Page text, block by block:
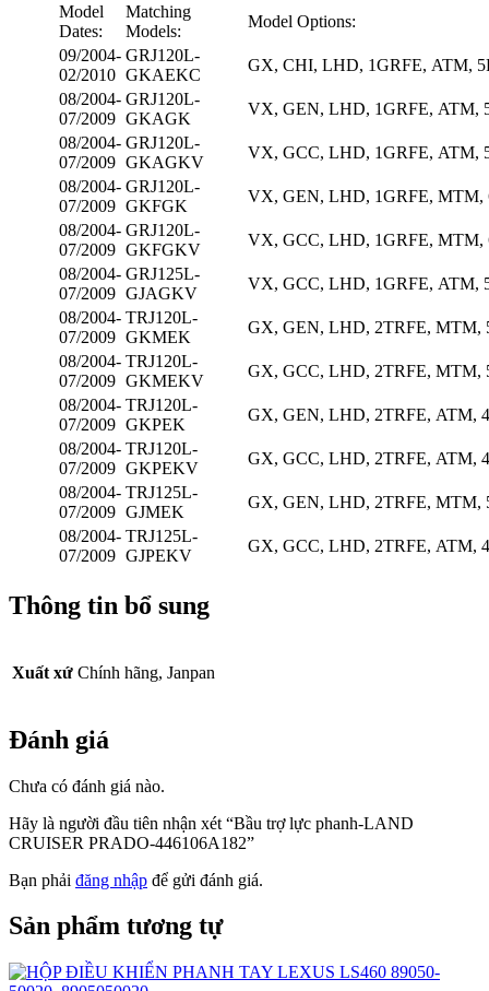
Model
Dates:
Matching
Models:
Model Options:
09/2004-
02/2010
GRJ120L-
GKAEKC
GX, CHI, LHD, 1GRFE, ATM,
08/2004-
07/2009
GRJ120L-
GKAGK
VX, GEN, LHD, 1GRFE, ATM,
08/2004-
07/2009
GRJ120L-
GKAGKV
VX, GCC, LHD, 1GRFE, ATM,
08/2004-
07/2009
GRJ120L-
GKFGK
VX, GEN, LHD, 1GRFE, MTM,
08/2004-
07/2009
GRJ120L-
GKFGKV
VX, GCC, LHD, 1GRFE, MTM,
08/2004-
07/2009
GRJ125L-
GJAGKV
VX, GCC, LHD, 1GRFE, ATM,
08/2004-
07/2009
TRJ120L-
GKMEK
GX, GEN, LHD, 2TRFE, MTM,
08/2004-
07/2009
TRJ120L-
GKMEKV
GX, GCC, LHD, 2TRFE, MTM,
08/2004-
07/2009
TRJ120L-
GKPEK
GX, GEN, LHD, 2TRFE, ATM,
08/2004-
07/2009
TRJ120L-
GKPEKV
GX, GCC, LHD, 2TRFE, ATM,
08/2004-
07/2009
TRJ125L-
GJMEK
GX, GEN, LHD, 2TRFE, MTM,
08/2004-
07/2009
TRJ125L-
GJPEKV
GX, GCC, LHD, 2TRFE, ATM,
Thông tin bổ sung
Xuất xứ Chính hãng, Janpan
Đánh giá
Chưa có đánh giá nào.
Hãy là người đầu tiên nhận xét “Bầu trợ lực phanh-LAND
CRUISER PRADO-446106A182”
Bạn phải đăng nhập để gửi đánh giá.
Sản phẩm tương tự